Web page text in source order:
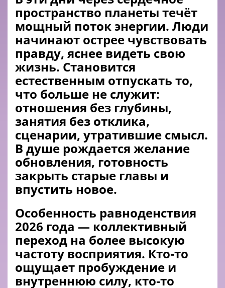
пространство планеты течёт
мощный поток энергии. Люди
начинают острее чувствовать
правду, яснее видеть свою
жизнь. Становится
естественным отпускать то,
что больше не служит:
отношения без глубины,
занятия без отклика,
сценарии, утратившие смысл.
В душе рождается желание
обновления, готовность
закрыть старые главы и
впустить новое.
Особенность равноденствия
2026 года — коллективный
переход на более высокую
частоту восприятия. Кто‑то
ощущает пробуждение и
внутреннюю силу, кто‑то